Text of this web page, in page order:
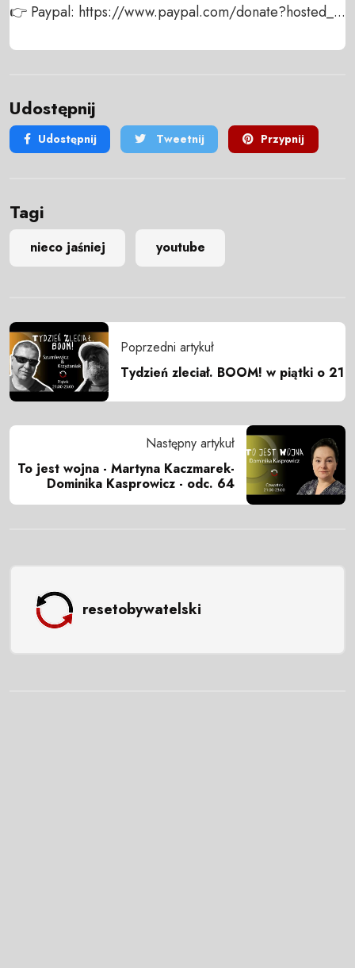
👉 Paypal: https://www.paypal.com/donate?hosted_...
Udostępnij
Udostępnij Tweetnij Przypnij
Tagi
nieco jaśniej youtube
Poprzedni artykuł
Tydzień zleciał. BOOM! w piątki o 21
Następny artykuł
To jest wojna - Martyna Kaczmarek-
Dominika Kasprowicz - odc. 64
resetobywatelski